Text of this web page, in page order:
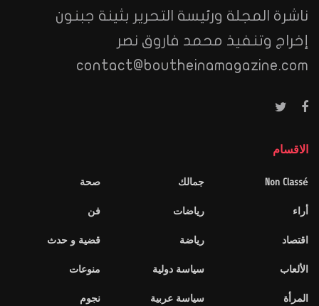
ناشرة المجلة ورئيسة التحرير بثينة جبنون
إخراج وتنفيذ محمد فاروق نصر
contact@boutheinamagazine.com
الاقسام
Non Classé
أراء
اقتصاد
الألعاب
المرأة
جمالك
رياضات
رياضة
سياسة دولية
سياسة عربية
صحة
فن
قضية و حدث
منوعات
نجوم